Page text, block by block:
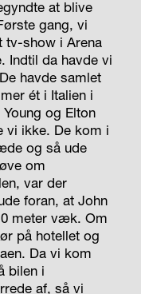
at blive
gang, vi
show i Arena
Indtil da havde vi
havde samlet
ét i Italien i
og Elton
vi ikke. De kom i
og så ude
om
var der
foran, at John
meter væk. Om
på hotellet og
Da vi kom
bilen i
af, så vi